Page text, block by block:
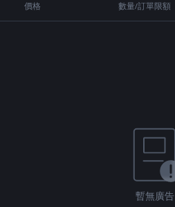
價格 數量/訂單限額
暫無廣告